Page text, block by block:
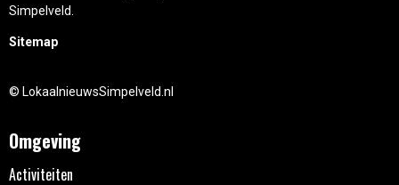
Simpelveld.
Sitemap
© LokaalnieuwsSimpelveld.nl
Omgeving
Activiteiten